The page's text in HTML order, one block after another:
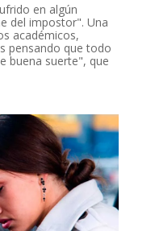
en algún
del impostor". Una
académicos,
pensando que todo
buena suerte", que